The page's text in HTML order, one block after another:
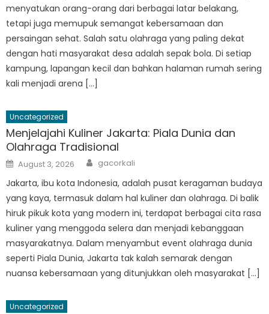
menyatukan orang-orang dari berbagai latar belakang,
tetapi juga memupuk semangat kebersamaan dan
persaingan sehat. Salah satu olahraga yang paling dekat
dengan hati masyarakat desa adalah sepak bola. Di setiap
kampung, lapangan kecil dan bahkan halaman rumah sering
kali menjadi arena […]
Uncategorized
Menjelajahi Kuliner Jakarta: Piala Dunia dan
Olahraga Tradisional
Posted
on
August 3, 2026 Author
gacorkali
Jakarta, ibu kota Indonesia, adalah pusat keragaman budaya
yang kaya, termasuk dalam hal kuliner dan olahraga. Di balik
hiruk pikuk kota yang modern ini, terdapat berbagai cita rasa
kuliner yang menggoda selera dan menjadi kebanggaan
masyarakatnya. Dalam menyambut event olahraga dunia
seperti Piala Dunia, Jakarta tak kalah semarak dengan
nuansa kebersamaan yang ditunjukkan oleh masyarakat […]
Uncategorized